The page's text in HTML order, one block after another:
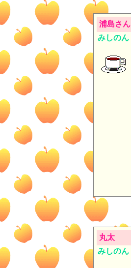
浦島さん
みしのん
丸太
みしのん